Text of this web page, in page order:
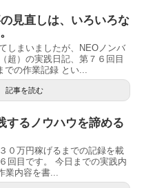
の見直しは、いろいろな
しまいましたが、NEOノンバ
超）の実践日記、第７６回目
での作業記録 とい...
記事を読む
するノウハウを諦める
０万円稼げるまでの記録を載
回目です。 今日までの実践内
業内容を書...